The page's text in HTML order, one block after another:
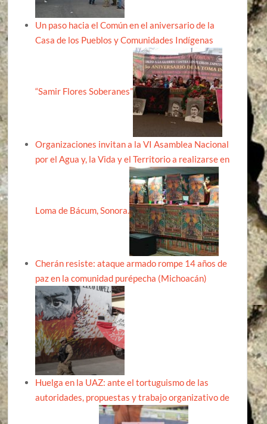
Un paso hacia el Común en el aniversario de la
Casa de los Pueblos y Comunidades Indígenas
“Samir Flores Soberanes”
Organizaciones invitan a la VI Asamblea Nacional
por el Agua y, la Vida y el Territorio a realizarse en
Loma de Bácum, Sonora.
Cherán resiste: ataque armado rompe 14 años de
paz en la comunidad purépecha (Michoacán)
Huelga en la UAZ: ante el tortuguismo de las
autoridades, propuestas y trabajo organizativo de